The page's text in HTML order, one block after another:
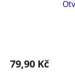
79,90 Kč